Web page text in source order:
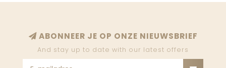
ABONNEER JE OP ONZE NIEUWSBRIEF
And stay up to date with our latest offers